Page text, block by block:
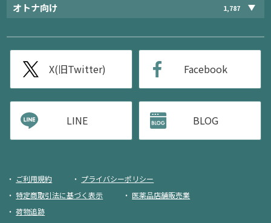
オトナ向け 1,787
X(旧Twitter) Facebook
LINE BLOG
ご利用規約
プライバシーポリシー
特定商取引法に基づく表示
医薬品店舗販売業
荷物追跡